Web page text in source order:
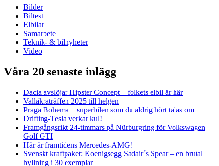
Bilder
Biltest
Elbilar
Samarbete
Teknik- & bilnyheter
Video
Våra 20 senaste inlägg
Dacia avslöjar Hipster Concept – folkets elbil är här
Vallåkraträffen 2025 till helgen
Praga Bohema – superbilen som du aldrig hört talas om
Drifting-Tesla verkar kul!
Framgångsrikt 24-timmars på Nürburgring för Volkswagen
Golf GTI
Här är framtidens Mercedes-AMG!
Svenskt kraftpaket: Koenigsegg Sadair´s Spear – en brutal
hyllning i 30 exemplar